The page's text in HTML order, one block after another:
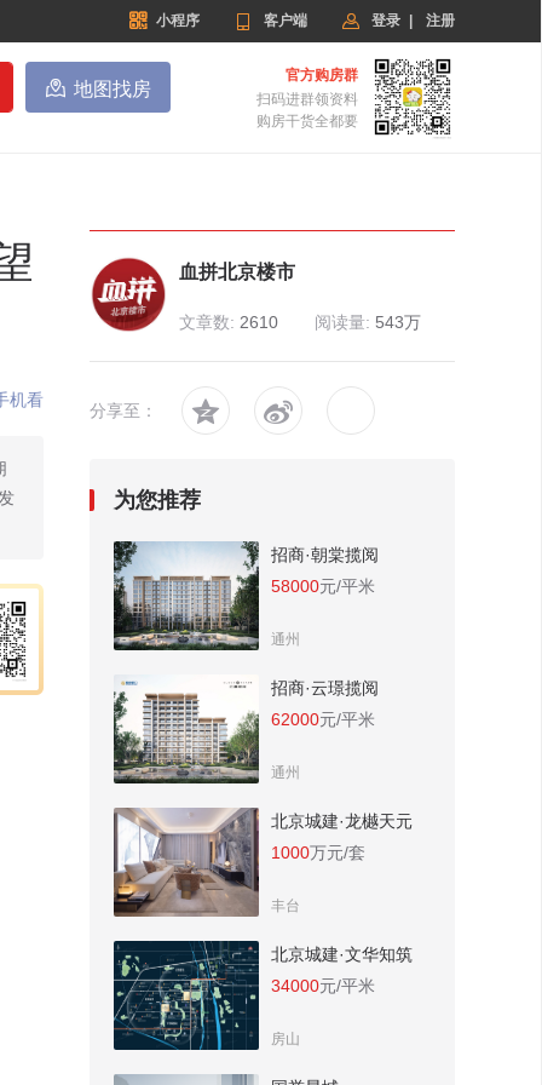
 小程序  客户端  登录 注册
 地图找房
官方购房群
扫码进群领资料
购房干货全都要
机看
血拼北京楼市
文章数: 2610 阅读量: 543万
分享至：  
为您推荐
招商·朝棠揽阅
58000元/平米
通州
招商·云璟揽阅
62000元/平米
通州
北京城建·龙樾天元
1000万元/套
丰台
北京城建·文华知筑
34000元/平米
房山